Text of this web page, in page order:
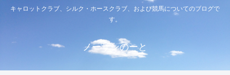
キャロットクラブ、シルク・ホースクラブ、および競馬についてのブログで
す。
ノーザンのーと